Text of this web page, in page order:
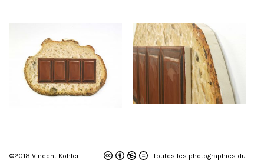
©2018 Vincent Kohler
Toutes les photographies du